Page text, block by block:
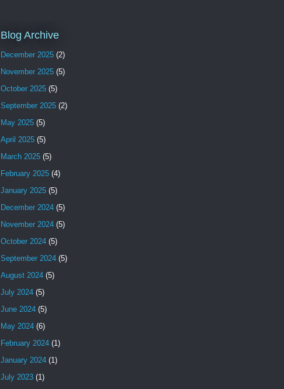
Blog Archive
December 2025 (2)
November 2025 (5)
October 2025 (5)
September 2025 (2)
May 2025 (5)
April 2025 (5)
March 2025 (5)
February 2025 (4)
January 2025 (5)
December 2024 (5)
November 2024 (5)
October 2024 (5)
September 2024 (5)
August 2024 (5)
July 2024 (5)
June 2024 (5)
May 2024 (6)
February 2024 (1)
January 2024 (1)
July 2023 (1)